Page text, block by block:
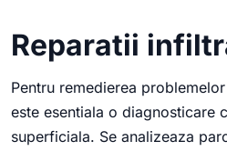
Reparatii
Pentru remedierea
este esentiala o diagnosticare
superficiala. Se analizeaza